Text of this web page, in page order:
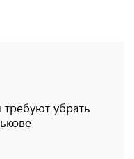
убрать